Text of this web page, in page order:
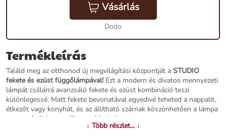
Vásárlás
Dodo
Termékleírás
Találd meg az otthonod új megvilágítási központját a STUDIO
fekete és ezüst függőlámpával! Ezt a modern és divatos mennyezeti
lámpát csillárrá avanzsáló fekete és ezüst kombináció teszi
különlegessé. Matt fekete bevonatával egyedivé teheted a nappalit,
étkezőt vagy konyhát, és az állítható szárnak köszönhetően a lámpa
magasságát is egyedileg szabhatod.
↓ Több részlet... ↓